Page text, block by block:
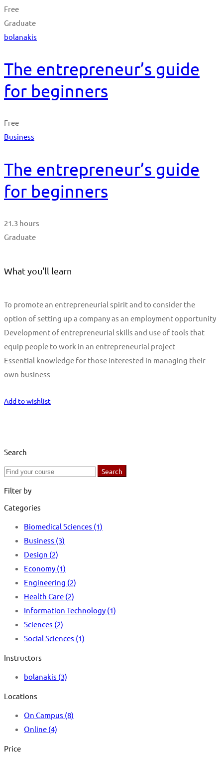
Free
Graduate
bolanakis
The entrepreneur’s guide
for beginners
Free
Business
The entrepreneur’s guide
for beginners
21.3 hours
Graduate
What you'll learn
To promote an entrepreneurial spirit and to consider the
option of setting up a company as an employment opportunity
Development of entrepreneurial skills and use of tools that
equip people to work in an entrepreneurial project
Essential knowledge for those interested in managing their
own business
Add to wishlist
Search
Search
Search
Filter by
Categories
Biomedical Sciences (1)
Business (3)
Design (2)
Economy (1)
Engineering (2)
Health Care (2)
Information Technology (1)
Sciences (2)
Social Sciences (1)
Instructors
bolanakis (3)
Locations
On Campus (8)
Online (4)
Price